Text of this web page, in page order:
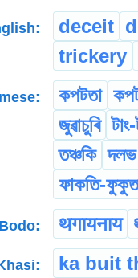
deceit
trickery
কপটতা
জুৱাচুৰি
তঞ্চকি দলভ
ফাকতি-
Bodo: थगायनाय
ka buit